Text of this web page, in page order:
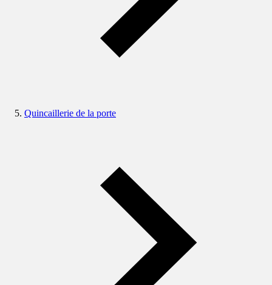
Quincaillerie de la porte